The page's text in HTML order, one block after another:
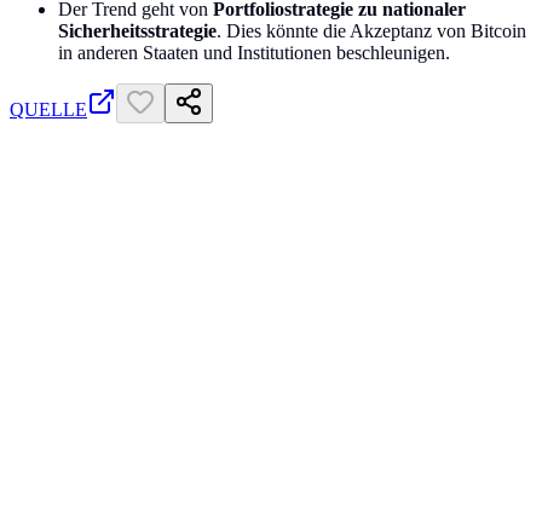
Der Trend geht von Portfoliostrategie zu nationaler
Sicherheitsstrategie. Dies könnte die Akzeptanz von Bitcoin
in anderen Staaten und Institutionen beschleunigen.
QUELLE